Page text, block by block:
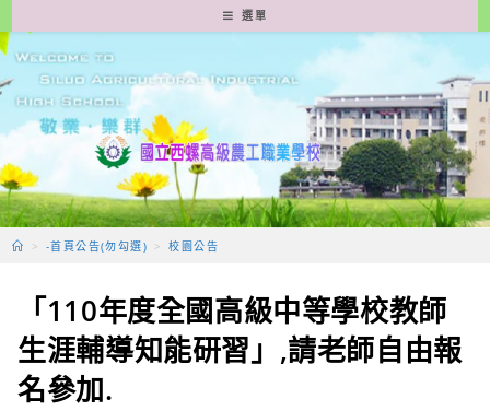
轉
至
要
容
選單
> -首頁公告(勿勾選) > 校園公告
「110年度全國高級中等學校教師
生涯輔導知能研習」,請老師自由報
名參加.